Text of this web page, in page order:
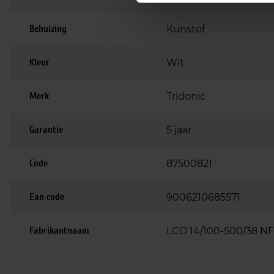
Behuizing Kunstof
Kleur Wit
Merk Tridonic
Garantie 5 jaar
Code 87500821
Ean code 9006210685571
Fabrikantnaam LCO 14/100-500/38